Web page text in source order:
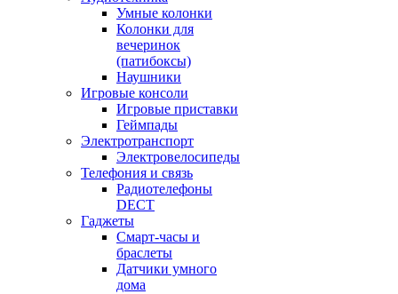
Умные колонки
Колонки для
вечеринок
(патибоксы)
Наушники
Игровые консоли
Игровые приставки
Геймпады
Электротранспорт
Электровелосипеды
Телефония и связь
Радиотелефоны
DECT
Гаджеты
Смарт-часы и
браслеты
Датчики умного
дома